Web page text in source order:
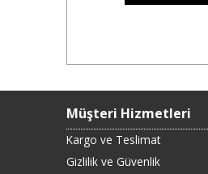
Müşteri Hizmetleri
Kargo ve Teslimat
Gizlilik ve Güvenlik